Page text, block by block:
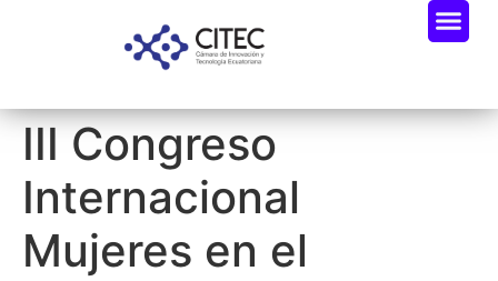
III Congreso
Internacional
Mujeres en el